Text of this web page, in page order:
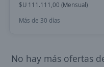
$U 111.111,00 (Mensual)
Más de 30 días
No hay más ofertas